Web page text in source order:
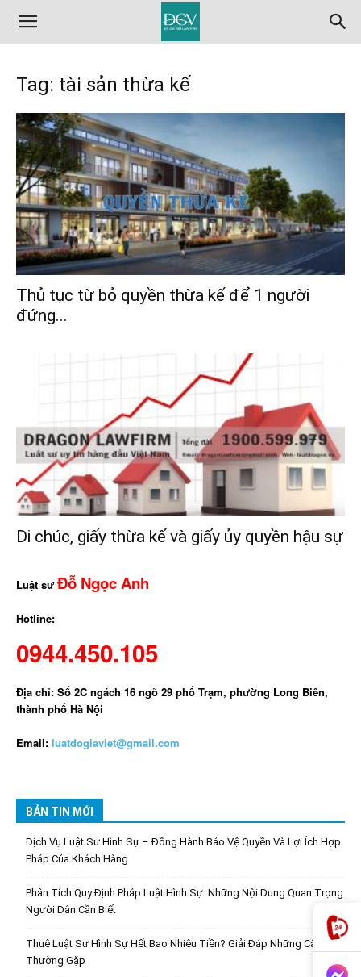
Tag: tài sản thừa kế
Thủ tục từ bỏ quyền thừa kế để 1 người
đứng...
Di chúc, giấy thừa kế và giấy ủy quyền hậu sự
Luật sưĐỗ Ngọc Anh
Hotline:
0944.450.105
Địa chỉ: Số 2C ngách 16 ngõ 29 phố Trạm, phường Long Biên,
thành phố Hà Nội
Email: luatdogiaviet@gmail.com
BẢN TIN MỚI
Dịch Vụ Luật Sư Hình Sự – Đồng Hành Bảo Vệ Quyền Và Lợi Ích Hợp
Pháp Của Khách Hàng
Phân Tích Quy Định Pháp Luật Hình Sự: Những Nội Dung Quan Trọng
Người Dân Cần Biết
Thuê Luật Sư Hình Sự Hết Bao Nhiêu Tiền? Giải Đáp Những Câu Hỏi
Thường Gặp